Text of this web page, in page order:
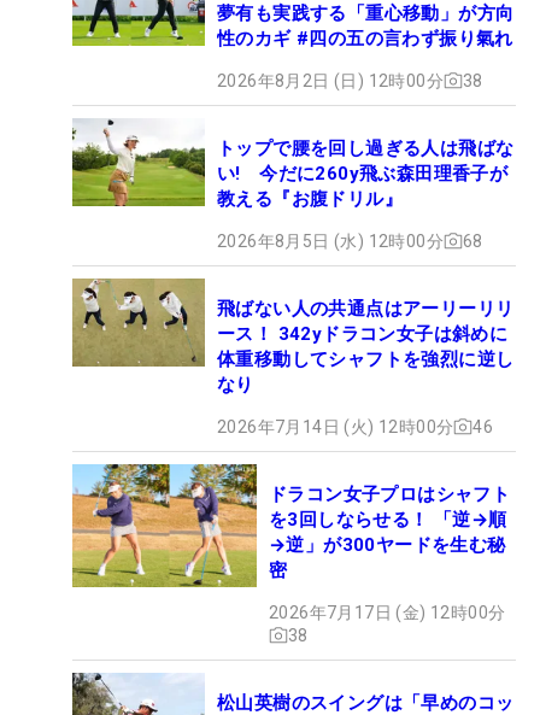
夢有も実践する「重心移動」が方向
性のカギ #四の五の言わず振り氣れ
2026年8月2日 (日) 12時00分 38
トップで腰を回し過ぎる人は飛ばな
い! 今だに260y飛ぶ森田理香子が
教える『お腹ドリル』
2026年8月5日 (水) 12時00分 68
飛ばない人の共通点はアーリーリリ
ース！ 342yドラコン女子は斜めに
体重移動してシャフトを強烈に逆し
なり
2026年7月14日 (火) 12時00分 46
ドラコン女子プロはシャフト
を3回しならせる！ 「逆→順
→逆」が300ヤードを生む秘
密
2026年7月17日 (金) 12時00分
38
松山英樹のスイングは「早めのコッ